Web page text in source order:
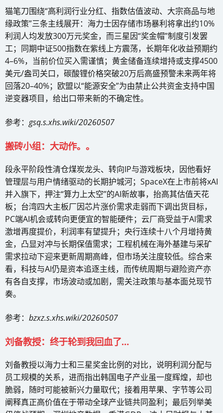
猫笔刀围绕“高利润行业分红、指数估值波动、大宗商品与地
缘政策”三条主线展开：海力士因存储市场暴利将拿出约10%
利润人均发放300万元奖金，而三星因“奖金帽”制度引发罢
工；同期中证500指数在紫线上方震荡，长期年化收益预期约
4–6%，当前价位买入需谨慎；黄金储备连续增持或支撑4500
美元/盎司关口，碳酸锂价格突破20万后高盛预警未来两年将
回落20–40%；欧盟以“能源安全”为由禁止公共资金支持中国
逆变器项目，给出口带来新的不确定性。
参考： gsq.s.xhs.wiki/20260507
搬砖小组：大动作。。
段永平阶段性清仓煤炭龙头、转向IP与游戏板块，因他看好
管理层与用户情绪驱动的长期护城河；SpaceX在上市前将xAI
并入旗下，押注“算力上太空”的AI新故事，抬高其估值天花
板；台湾四大主板厂因芯片涨价需求走弱而下调出货目标，
PC端AI机会或转向更便宜的智能硬件；云厂商受益于AI需求
激增再度提价，利润率有望提升；央行连续十八个月增持黄
金，凸显对冲与长期保值需求；工程机械在海外基建与采矿
需求拉动下迎来更新周期高峰，但市场关注度较低。综合来
看，科技与AI仍是资本追逐主线，而传统周期与避险资产亦
有各自支撑，市场波动或加剧，需关注政策与基本面兑现节
奏。
参考： bzxz.s.xhs.wiki/20260507
刘备教授：终于轮到我回血了…
刘备教授以海力士和三星奖金比例的对比，说明利润分配与
员工规模的关系，进而指出韩国电子产业虽一度辉煌，却也
脆弱，随时可能被新兴力量取代；接着用苹果、字节等公司
阐释真正高价值在于带动全球产业链共同盈利；最后列举美